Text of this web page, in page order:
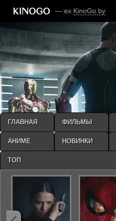
— ex KinoGo.by
ГЛАВНАЯ ФИЛЬМЫ
АНИМЕ НОВИНКИ
ТОП